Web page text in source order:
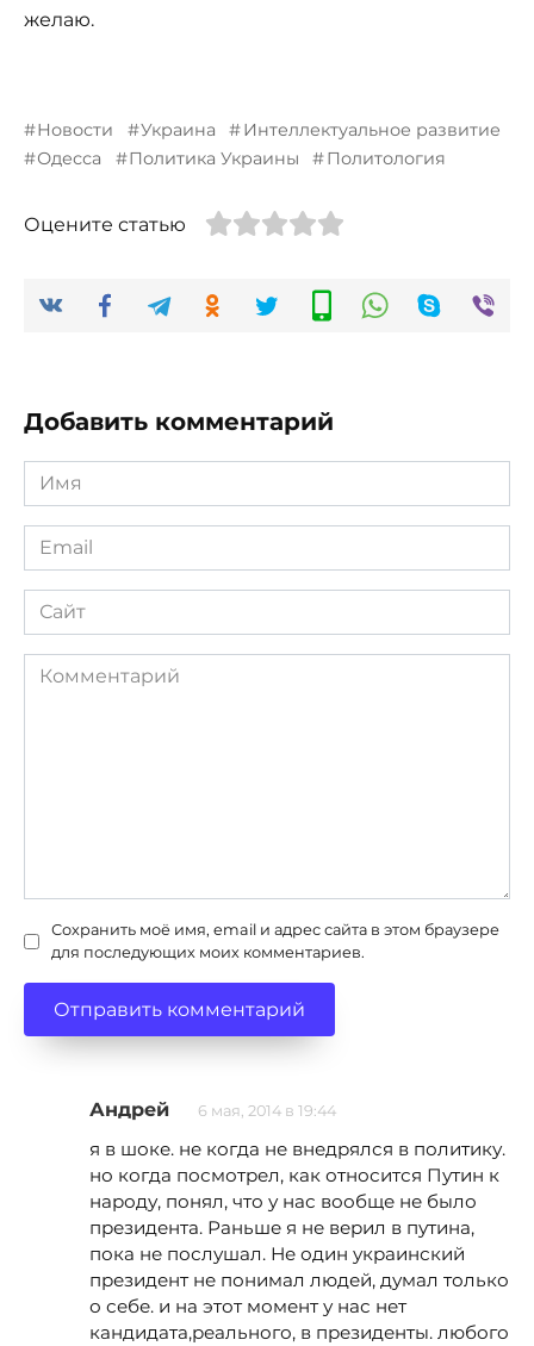
желаю.
Новости Украина
Интеллектуальное развитие
Одесса
Политика Украины Политология
Оцените статью
Добавить комментарий
Имя
*
Email
*
Сайт
Комментарий
Сохранить моё имя, email и адрес сайта в этом браузере
для последующих моих комментариев.
Андрей 6 мая, 2014 в 19:44
я в шоке. не когда не внедрялся в политику.
но когда посмотрел, как относится Путин к
народу, понял, что у нас вообще не было
президента. Раньше я не верил в путина,
пока не послушал. Не один украинский
президент не понимал людей, думал только
о себе. и на этот момент у нас нет
кандидата,реального, в президенты. любого